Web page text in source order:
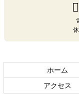
頭
ホーム
アクセス